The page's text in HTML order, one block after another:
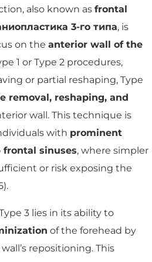
also known as frontal
3-го типа, is
on the anterior wall of the
1 or Type 2 procedures,
or partial reshaping, Type
removal, reshaping, and
wall. This technique is
with prominent
frontal sinuses, where simpler
or risk exposing the
3 lies in its ability to
of the forehead by
repositioning. This